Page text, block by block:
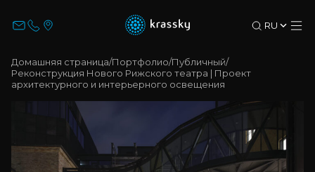
RU
TURN-KEY
НОВОСТИ
О KRASSKY
KRASSKY
SHOWROOM
Домашняя страница/Портфолио/Публичный/
Реконструкция Нового Рижского театра | Проект
архитектурного и интерьерного освещения